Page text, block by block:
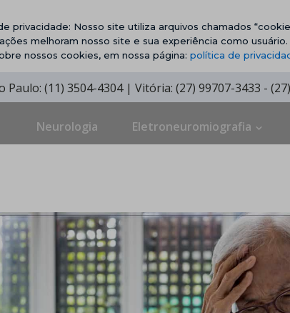
privacidade: Nosso site utiliza arquivos chamados
melhoram nosso site e sua experiência como
nossos cookies, em nossa página: política de
Paulo: (11) 3504-4304 | Vitória: (27) 99707-3433 -
Neurologia Eletroneuromiografia